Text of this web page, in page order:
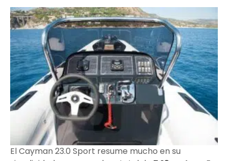
El Cayman 23.0 Sport resume mucho en su